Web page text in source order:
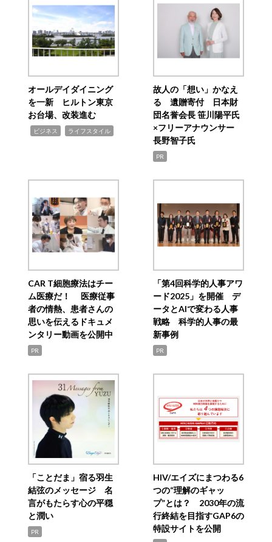
オールデイダイニング
を一新 ヒルトン東京
お台場、改装進む
ビジネス ライフスタイル
故人の「想い」かなえ
る 遺贈寄付 日本財
団名誉会長 笹川陽平氏
×フリーアナウンサー
長野智子氏
PR
CAR T細胞療法はチー
ム医療だ！ 医療従事
者の情熱、患者さんの
思いを伝えるドキュメ
ンタリー動画を公開中
PR
「第4回科学的人事アワ
ード2025」を開催 デ
ータとAIで変わる人事
戦略 科学的人事の最
新事例
PR
「ことだま」宿る羽生
結弦のメッセージ 名
言がもたらす心の平穏
と潤い
PR
HIV/エイズにまつわる6
つの“理解のギャッ
プ”とは？ 2030年の流
行終結を目指すGAP6の
特設サイトを公開